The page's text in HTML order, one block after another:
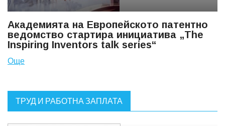
Академията на Европейското патентно
ведомство стартира инициатива „The
Inspiring Inventors talk series“
Още
ТРУД И РАБОТНА ЗАПЛАТА